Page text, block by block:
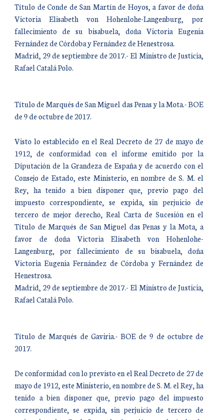
Título de Conde de San Martín de Hoyos, a favor de doña
Victoria Elisabeth von Hohenlohe-Langenburg, por
fallecimiento de su bisabuela, doña Victoria Eugenia
Fernández de Córdoba y Fernández de Henestrosa.
Madrid, 29 de septiembre de 2017.- El Ministro de Justicia,
Rafael Catalá Polo.
Título de Marqués de San Miguel das Penas y la Mota.- BOE
de 9 de octubre de 2017.
Visto lo establecido en el Real Decreto de 27 de mayo de
1912, de conformidad con el informe emitido por la
Diputación de la Grandeza de España y de acuerdo con el
Consejo de Estado, este Ministerio, en nombre de S. M. el
Rey, ha tenido a bien disponer que, previo pago del
impuesto correspondiente, se expida, sin perjuicio de
tercero de mejor derecho, Real Carta de Sucesión en el
Título de Marqués de San Miguel das Penas y la Mota, a
favor de doña Victoria Elisabeth von Hohenlohe-
Langenburg, por fallecimiento de su bisabuela, doña
Victoria Eugenia Fernández de Córdoba y Fernández de
Henestrosa.
Madrid, 29 de septiembre de 2017.- El Ministro de Justicia,
Rafael Catalá Polo.
Título de Marqués de Gaviria.- BOE de 9 de octubre de
2017.
De conformidad con lo previsto en el Real Decreto de 27 de
mayo de 1912, este Ministerio, en nombre de S. M. el Rey, ha
tenido a bien disponer que, previo pago del impuesto
correspondiente, se expida, sin perjuicio de tercero de